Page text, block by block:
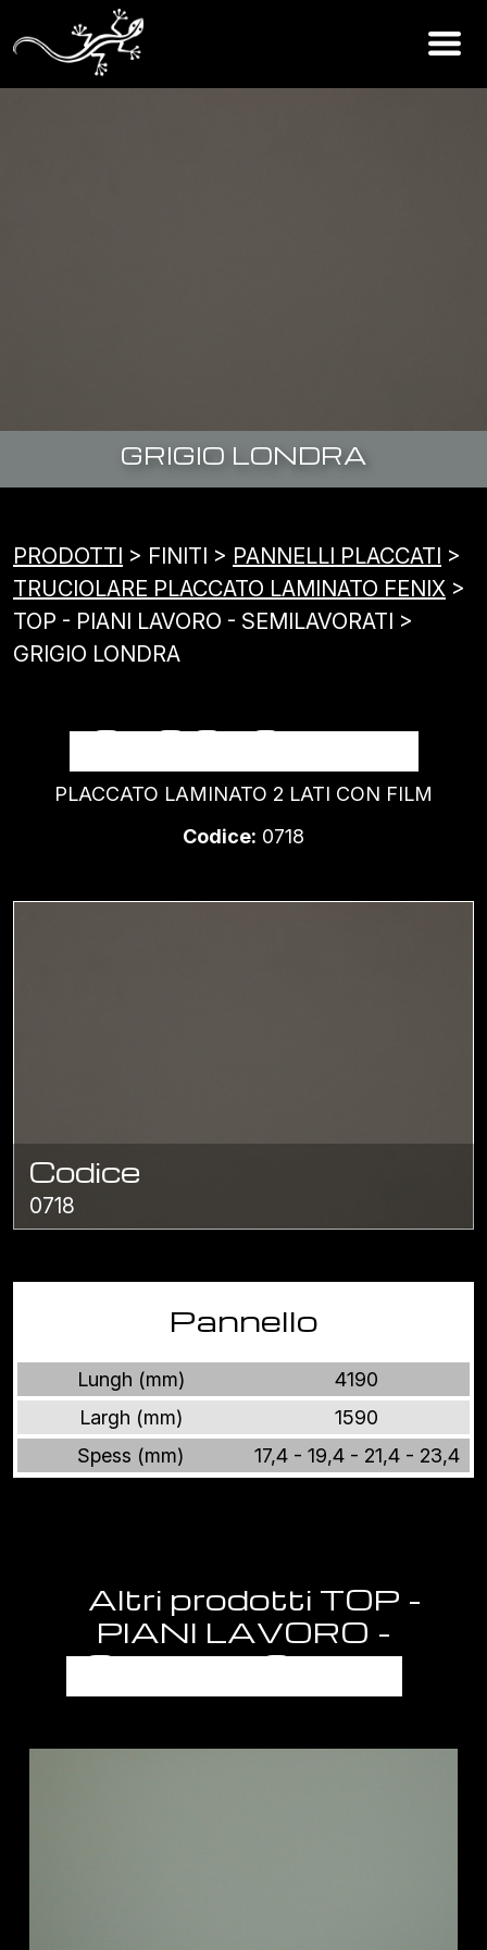
GRIGIO LONDRA
PRODOTTI > FINITI > PANNELLI PLACCATI >
TRUCIOLARE PLACCATO LAMINATO FENIX >
TOP - PIANI LAVORO - SEMILAVORATI >
GRIGIO LONDRA
GRIGIO LONDRA
PLACCATO LAMINATO 2 LATI CON FILM
Codice: 0718
Codice
0718
Pannello
Lungh (mm)
4190
Largh (mm)
1590
Spess (mm)
17,4 - 19,4 - 21,4 - 23,4
Altri prodotti TOP -
PIANI LAVORO -
SEMILAVORATI